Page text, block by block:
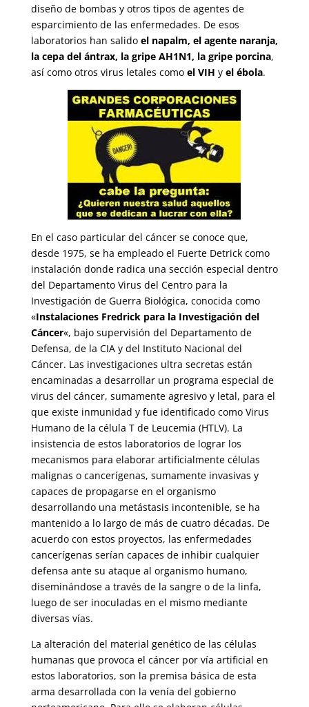
diseño de bombas y otros tipos de agentes de
esparcimiento de las enfermedades. De esos
laboratorios han salido el napalm, el agente naranja,
la cepa del ántrax, la gripe AH1N1, la gripe porcina,
así como otros virus letales como el VIH y el ébola.
En el caso particular del cáncer se conoce que,
desde 1975, se ha empleado el Fuerte Detrick como
instalación donde radica una sección especial dentro
del Departamento Virus del Centro para la
Investigación de Guerra Biológica, conocida como
«Instalaciones Fredrick para la Investigación del
Cáncer«, bajo supervisión del Departamento de
Defensa, de la CIA y del Instituto Nacional del
Cáncer. Las investigaciones ultra secretas están
encaminadas a desarrollar un programa especial de
virus del cáncer, sumamente agresivo y letal, para el
que existe inmunidad y fue identificado como Virus
Humano de la célula T de Leucemia (HTLV). La
insistencia de estos laboratorios de lograr los
mecanismos para elaborar artificialmente células
malignas o cancerígenas, sumamente invasivas y
capaces de propagarse en el organismo
desarrollando una metástasis incontenible, se ha
mantenido a lo largo de más de cuatro décadas. De
acuerdo con estos proyectos, las enfermedades
cancerígenas serían capaces de inhibir cualquier
defensa ante su ataque al organismo humano,
diseminándose a través de la sangre o de la linfa,
luego de ser inoculadas en el mismo mediante
diversas vías.
La alteración del material genético de las células
humanas que provoca el cáncer por vía artificial en
estos laboratorios, son la premisa básica de esta
arma desarrollada con la venía del gobierno